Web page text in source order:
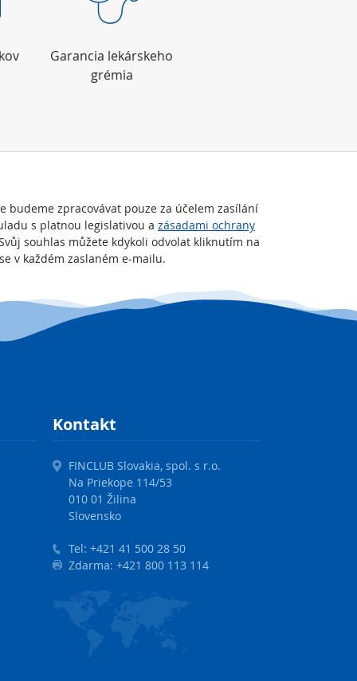
Garancia lekárskeho
grémia
budeme zpracovávat pouze za účelem zasílání
s platnou legislativou a zásadami ochrany
souhlas můžete kdykoli odvolat kliknutím na
v každém zaslaném e-mailu.
Kontakt
FINCLUB Slovakia, spol. s r.o.
Na Priekope 114/53
010 01 Žilina
Slovensko
Tel: +421 41 500 28 50
Zdarma: +421 800 113 114